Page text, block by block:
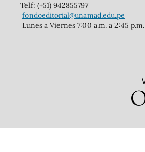
Telf: (+51) 942855797
fondoeditorial@unamad.edu.pe
Lunes a Viernes 7:00 a.m. a 2:45 p.m.